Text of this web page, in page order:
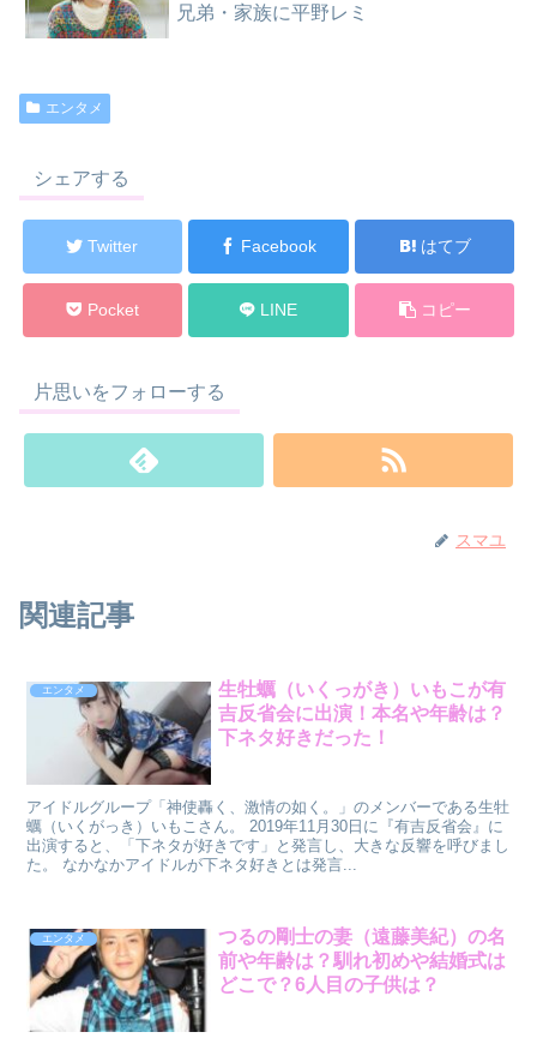
兄弟・家族に平野レミ
エンタメ
シェアする
Twitter Facebook はてブ
Pocket LINE コピー
片思いをフォローする
スマユ
関連記事
エンタメ
生牡蠣（いくっがき）いもこが有
吉反省会に出演！本名や年齢は？
下ネタ好きだった！
アイドルグループ「神使轟く、激情の如く。」のメンバーである生牡
蠣（いくがっき）いもこさん。 2019年11月30日に『有吉反省会』に
出演すると、「下ネタが好きです」と発言し、大きな反響を呼びまし
た。 なかなかアイドルが下ネタ好きとは発言...
エンタメ
つるの剛士の妻（遠藤美紀）の名
前や年齢は？馴れ初めや結婚式は
どこで？6人目の子供は？